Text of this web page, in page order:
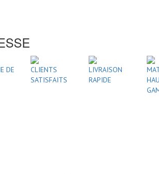
DE
CLIENTS
SATISFAITS
LIVRAISON
RAPIDE